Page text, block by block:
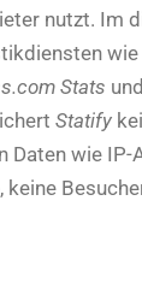
nutzt. Im
wie
Stats und
Statify
Daten wie IP-